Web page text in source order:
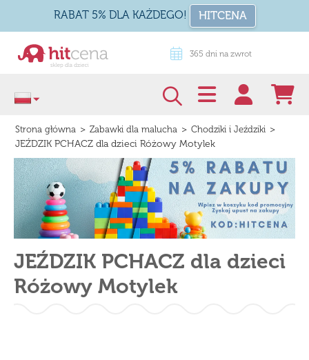
RABAT 5% DLA KAŻDEGO! HITCENA
365 dni na zwrot Odstąp od umowy tutaj
Strona główna > Zabawki dla malucha > Chodziki i Jeździki >
JEŹDZIK PCHACZ dla dzieci Różowy Motylek
JEŹDZIK PCHACZ dla dzieci
Różowy Motylek